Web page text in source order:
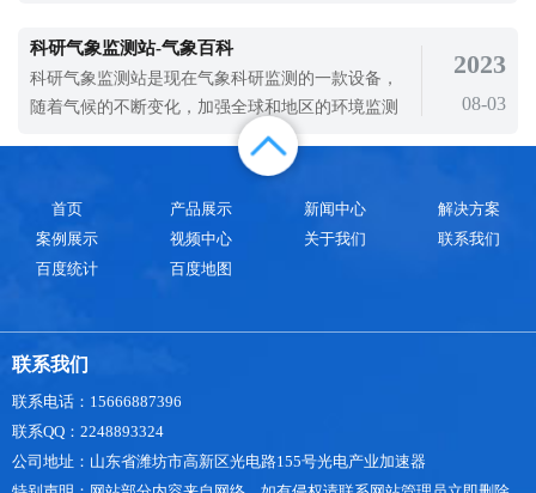
而保障生命安全和生产、正常运行生活。防爆气象
站的优点有哪些？首先，防爆气象站需要
科研气象监测站-气象百科
科研气象监测站是现在气象科研监测的一款设备，
随着气候的不断变化，加强全球和地区的环境监测
和报告，减少气候变化的影响。就要求世界和国家
评估气候变化的脆弱性和风险，并将气候变化因素
鼓励国际组织为气候脆弱地区提供可能的文化保护
政策或资源支持，并在研究和实践、教育
2023
08-03
首页 产品展示 新闻中心
解决方案
案例展示
视频中心 关于我们
联系我们
百度统计
百度地图
联系我们
联系电话：15666887396
联系QQ：2248893324
公司地址：山东省潍坊市高新区光电路155号光电产业加速器